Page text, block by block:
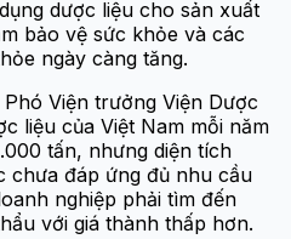
dược liệu cho sản xuất
bảo vệ sức khỏe và các
ngày càng tăng.
Viện trưởng Viện Dược
liệu của Việt Nam mỗi năm
tấn, nhưng diện tích
chưa đáp ứng đủ nhu cầu
nghiệp phải tìm đến
với giá thành thấp hơn.